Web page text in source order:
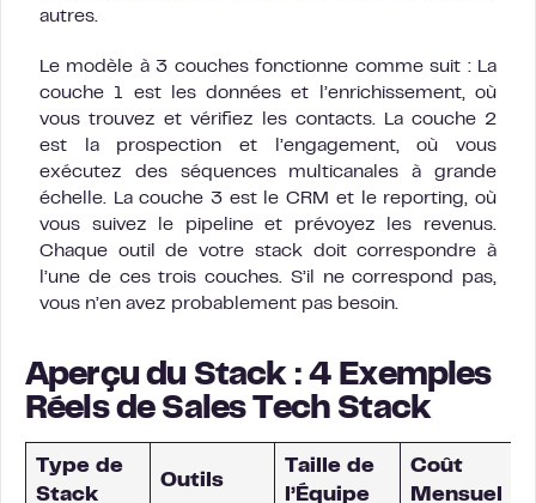
autres.
Le modèle à 3 couches fonctionne comme suit : La
couche 1 est les données et l’enrichissement, où
vous trouvez et vérifiez les contacts. La couche 2
est la prospection et l’engagement, où vous
exécutez des séquences multicanales à grande
échelle. La couche 3 est le CRM et le reporting, où
vous suivez le pipeline et prévoyez les revenus.
Chaque outil de votre stack doit correspondre à
l’une de ces trois couches. S’il ne correspond pas,
vous n’en avez probablement pas besoin.
Aperçu du Stack : 4 Exemples
Réels de Sales Tech Stack
Type de
Stack
Outils
Taille de
l’Équipe
Coût
Mensuel